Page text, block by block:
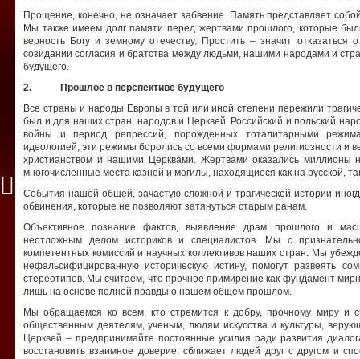
Прощение, конечно, не означает забвение. Память представляет
Мы также имеем долг памяти перед жертвами прошлого, которые
верность Богу и земному отечеству. Простить – значит отказаться
созидании согласия и братства между людьми, нашими народами и
будущего.
2. Прошлое в перспективе будущего
Все страны и народы Европы в той или иной степени пережили
был и для наших стран, народов и Церквей. Российский и польский
войны и период репрессий, порожденных тоталитарными
идеологией, эти режимы боролись со всеми формами религиозности и
христианством и нашими Церквами. Жертвами оказались
многочисленные места казней и могилы, находящиеся как на русской,
События нашей общей, зачастую сложной и трагической истории
обвинения, которые не позволяют затянуться старым ранам.
Объективное познание фактов, выявление драм прошлого и
неотложным делом историков и специалистов. Мы с
компетентных комиссий и научных коллективов наших стран. Мы
нефальсифицированную историческую истину, помогут развеять
стереотипов. Мы считаем, что прочное примирение как фундамент
лишь на основе полной правды о нашем общем прошлом.
Мы обращаемся ко всем, кто стремится к добру, прочному миру и
общественным деятелям, ученым, людям искусства и культуры,
Церквей – предпринимайте постоянные усилия ради развития
восстановить взаимное доверие, сближает людей друг с другом и